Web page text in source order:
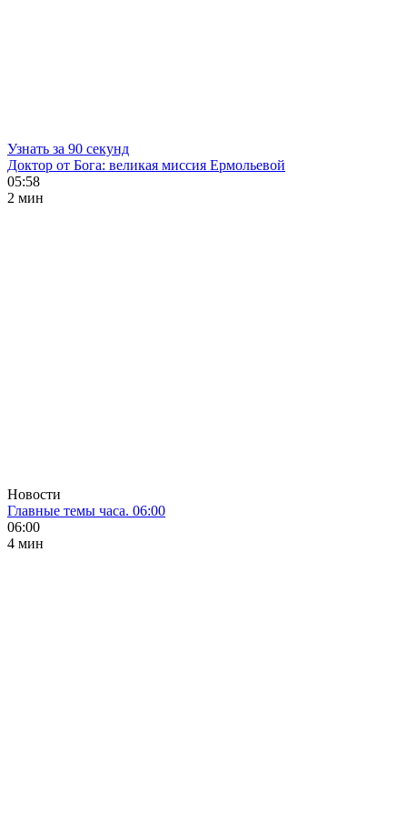
Узнать за 90 секунд
Доктор от Бога: великая миссия Ермольевой
05:58
2 мин
Новости
Главные темы часа. 06:00
06:00
4 мин